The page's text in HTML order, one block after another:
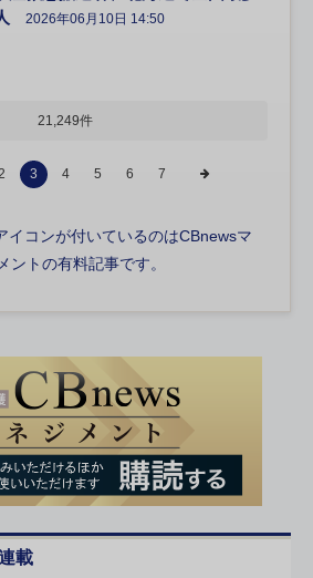
2026年06月10日 14:50
21,249件
3 4 5 6 7
イコンが付いているのはCBnewsマ
ントの有料記事です。
載